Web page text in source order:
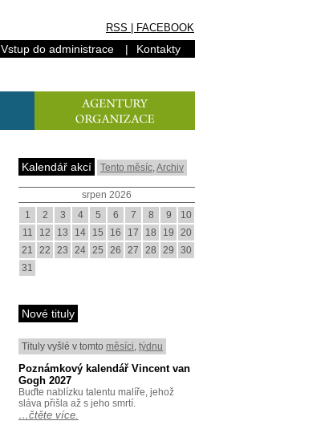
RSS FACEBOOK
Vstup do administrace | Kontakty
Kalendář akcí Tento měsíc,Archiv
srpen 2026
1
2 3 4 5 6 7 8 9
10
11
12 13 14 15 16 17 18 19
20
21
22 23 24 25 26 27 28 29
30
31
Nové tituly
Tituly vyšlé v tomto měsíci, týdnu
Poznámkový kalendář Vincent van
Gogh 2027
Buďte nablízku talentu malíře, jehož
sláva přišla až s jeho smrtí.
…čtěte více.